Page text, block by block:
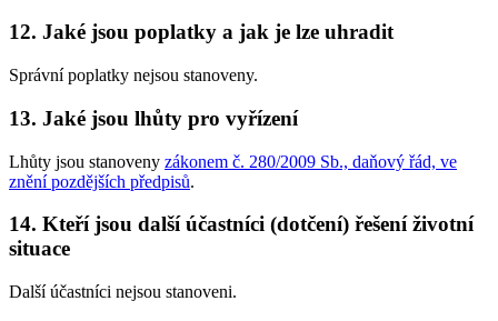
12. Jaké jsou poplatky a jak je lze uhradit
Správní poplatky nejsou stanoveny.
13. Jaké jsou lhůty pro vyřízení
Lhůty jsou stanoveny zákonem č. 280/2009 Sb., daňový řád, ve
znění pozdějších předpisů.
14. Kteří jsou další účastníci (dotčení) řešení životní
situace
Další účastníci nejsou stanoveni.